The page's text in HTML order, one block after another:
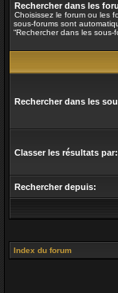
Rechercher dans les
Choisissez le forum ou les
sous-forums sont
“Rechercher dans les sous-
Rechercher dans les
Classer les résultats par:
Rechercher depuis:
Index du forum